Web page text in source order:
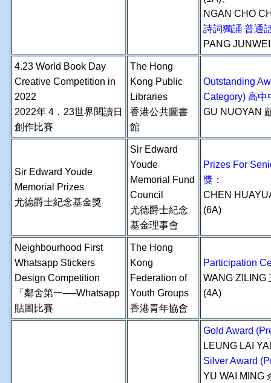
NGAN CHO
詩詞獨誦 普通
PANG
4.23 World Book Day
Creative Competition in
2022
2022年 4．23世界閱讀日
創作比賽
The Hong
Kong Public
Libraries
香港公共圖書
館
Outstanding
Category) 高中
GU NUOYAN
Sir Edward Youde
Memorial Prizes
尤德爵士紀念基金獎
Sir Edward
Youde
Memorial Fund
Council
尤德爵士紀念
基金理事會
Prizes For
獎：
CHEN
(6A)
Neighbourhood First
Whatsapp Stickers
Design Competition
「鄰舍第一──Whatsapp
貼圖比賽
The Hong
Kong
Federation of
Youth Groups
香港青年協會
Participation
WANG ZILING
(4A)
Gold Award
LEUNG LAI
Silver Award
YU WAI MING